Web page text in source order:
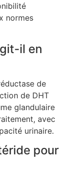
normes
il en
de
de DHT
glandulaire
avec
urinaire.
pour